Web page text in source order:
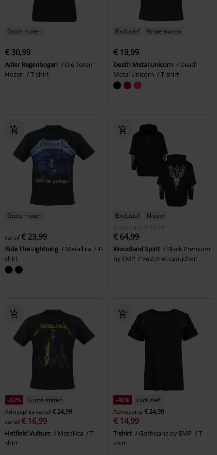
Grote maten
€ 30,99
Adler Regenbogen
Die Toten
Hosen
T-shirt
Exclusief Grote maten
€ 19,99
Death Metal Unicorn
Death
Metal Unicorn
T-shirt
Grote maten
vanaf€ 23,99
Ride The Lightning Metallica
T-
shirt
Exclusief
Nieuw
Adviesprijs
€ 69,99
€ 64,99
Woodland Spirit
Black Premium
by EMP
Vest met capuchon
-32%
Grote maten
Adviesprijs vanaf€ 24,99
vanaf€ 16,99
Hetfield Vulture Metallica
T-
shirt
-40%
Exclusief
Adviesprijs € 24,99
€ 14,99
T-shirt Gothicana by EMP
T-
shirt